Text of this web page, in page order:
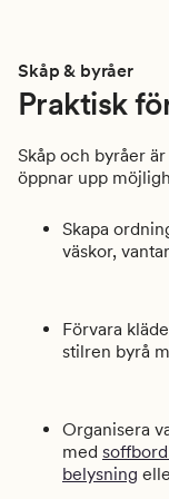
Skåp & byråer
Praktisk
Skåp och byråer
öppnar upp
Skapa
väskor,
Förvara
stilren byrå
Organisera
med
belysning